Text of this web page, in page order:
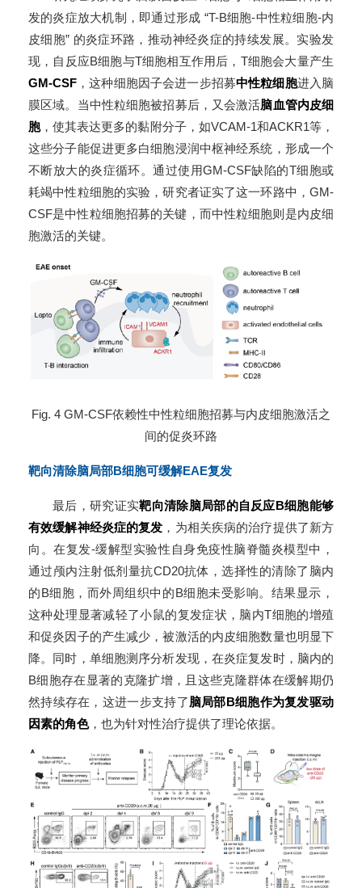
发的炎症放大机制，即通过形成 “T-B细胞-中性粒细胞-内
皮细胞” 的炎症环路，推动神经炎症的持续发展。实验发
现，自反应B细胞与T细胞相互作用后，T细胞会大量产生
GM-CSF ，这种细胞因子会进一步招募中性粒细胞进入脑
膜区域。当中性粒细胞被招募后，又会激活脑血管内皮细
胞，使其表达更多的黏附分子，如VCAM-1和ACKR1等，
这些分子能促进更多白细胞浸润中枢神经系统，形成一个
不断放大的炎症循环。通过使用GM-CSF缺陷的T细胞或
耗竭中性粒细胞的实验，研究者证实了这一环路中，GM-
CSF是中性粒细胞招募的关键，而中性粒细胞则是内皮细
胞激活的关键。
Fig. 4 GM-CSF依赖性中性粒细胞招募与内皮细胞激活之
间的促炎环路
靶向清除脑局部B细胞可缓解EAE复发
最后，研究证实靶向清除脑局部的自反应B细胞能够
有效缓解神经炎症的复发 ，为相关疾病的治疗提供了新方
向。在复发-缓解型实验性自身免疫性脑脊髓炎模型中，
通过颅内注射低剂量抗CD20抗体，选择性的清除了脑内
的B细胞，而外周组织中的B细胞未受影响。结果显示，
这种处理显著减轻了小鼠的复发症状，脑内T细胞的增殖
和促炎因子的产生减少，被激活的内皮细胞数量也明显下
降。同时，单细胞测序分析发现，在炎症复发时，脑内的
B细胞存在显著的克隆扩增，且这些克隆群体在缓解期仍
然持续存在，这进一步支持了脑局部B细胞作为复发驱动
因素的角色，也为针对性治疗提供了理论依据。